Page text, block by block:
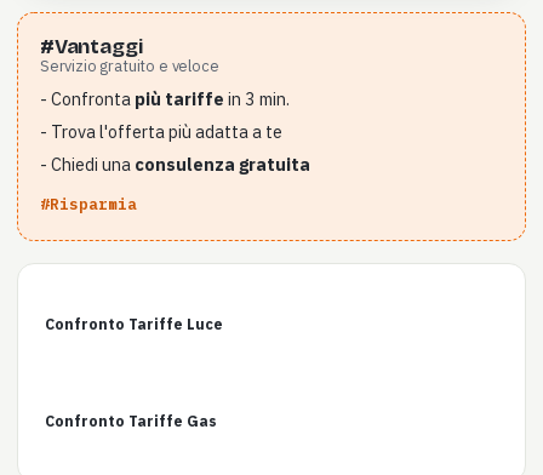
#Vantaggi
Servizio gratuito e veloce
- Confronta più tariffe in 3 min.
- Trova l'offerta più adatta a te
- Chiedi una consulenza gratuita
#Risparmia
Confronto Tariffe Luce
Confronto Tariffe Gas